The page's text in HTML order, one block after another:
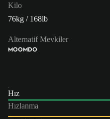
Kilo
76kg / 168lb
Alternatif Mevkiler
MOOMDO
Hız
Hızlanma